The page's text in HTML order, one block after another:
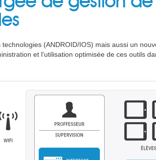
(ANDROID/IOS) mais aussi un
et l'utilisation optimisée de ces outils